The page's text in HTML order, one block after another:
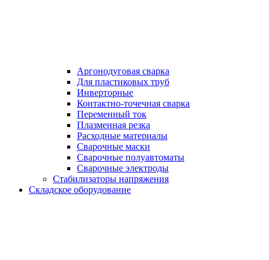
Аргонодуговая сварка
Для пластиковых труб
Инверторные
Контактно-точечная сварка
Переменный ток
Плазменная резка
Расходные материалы
Сварочные маски
Сварочные полуавтоматы
Сварочные электроды
Стабилизаторы напряжения
Складское оборудование